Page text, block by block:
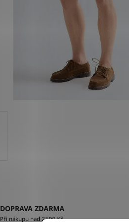
DOPRAVA ZDARMA
Při nákupu nad 2500 Kč